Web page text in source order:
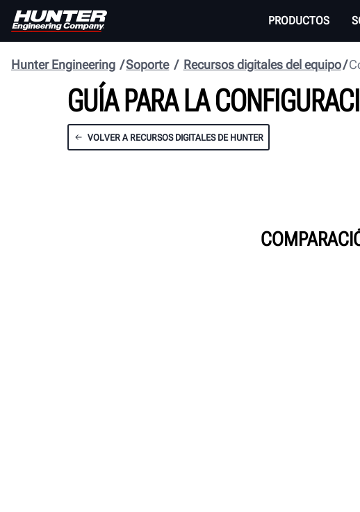
PRODUCTOS
Recursos digitales del equipo
Soporte
Hunter Engineering
GUÍA PARA LA
VOLVER A RECURSOS DIGITALES DE HUNTER